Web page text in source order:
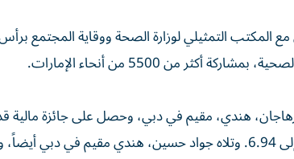
أكثر من 5500 من أنحاء الإمارات.